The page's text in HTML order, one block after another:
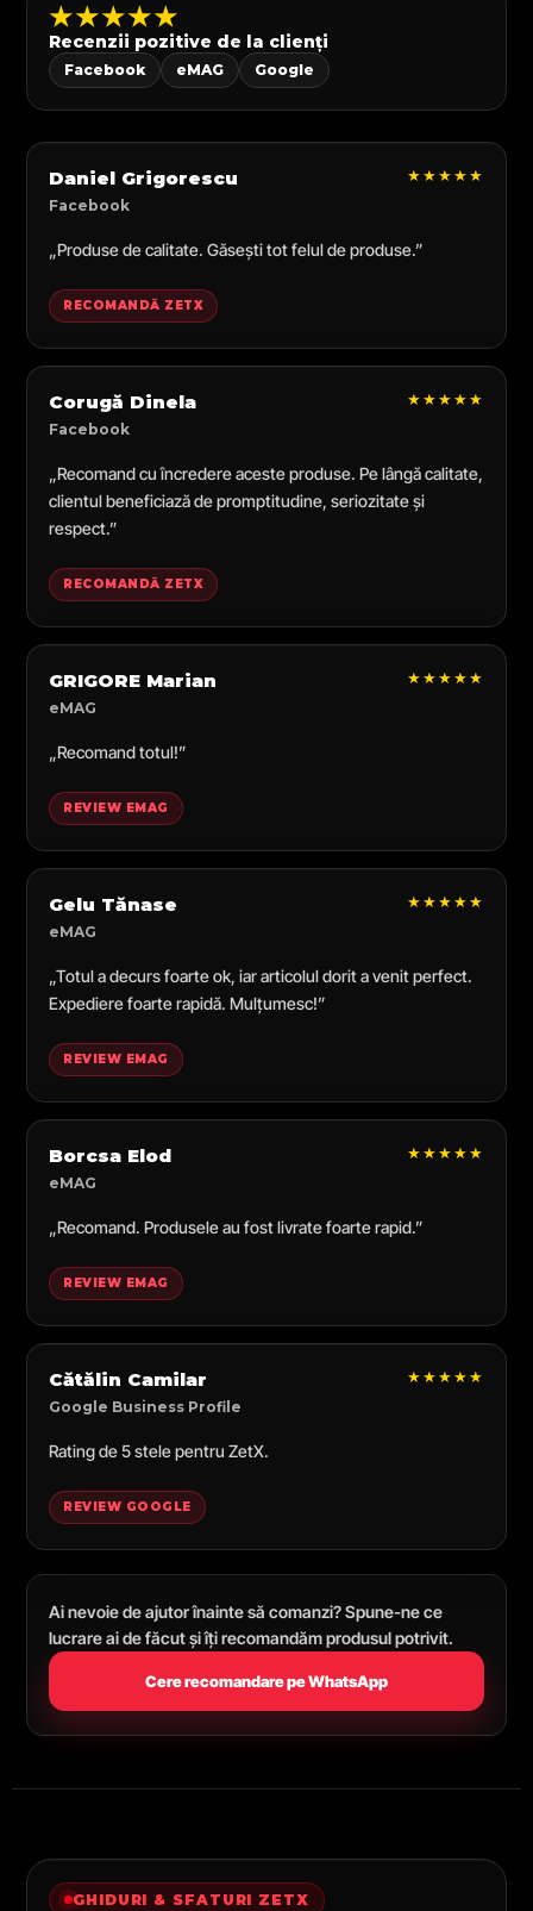
★★★★★
Recenzii pozitive de la clienți
Facebook eMAG Google
Daniel Grigorescu
Facebook
★★★★★
„Produse de calitate. Găsești tot felul de produse.”
RECOMANDĂ ZETX
Corugă Dinela
Facebook
★★★★★
„Recomand cu încredere aceste produse. Pe lângă calitate,
clientul beneficiază de promptitudine, seriozitate și
respect.”
RECOMANDĂ ZETX
GRIGORE Marian
eMAG
★★★★★
„Recomand totul!”
REVIEW EMAG
Gelu Tănase
eMAG
★★★★★
„Totul a decurs foarte ok, iar articolul dorit a venit perfect.
Expediere foarte rapidă. Mulțumesc!”
REVIEW EMAG
Borcsa Elod
eMAG
★★★★★
„Recomand. Produsele au fost livrate foarte rapid.”
REVIEW EMAG
Cătălin Camilar
Google Business Profile
★★★★★
Rating de 5 stele pentru ZetX.
REVIEW GOOGLE
Ai nevoie de ajutor înainte să comanzi? Spune-ne ce
lucrare ai de făcut și îți recomandăm produsul potrivit.
Cere recomandare pe WhatsApp
GHIDURI & SFATURI ZETX